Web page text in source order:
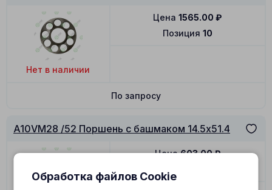
Нет в наличии
Позиция 10
Цена 1565.00 ₽
По запросу
A10VM28 /52 Поршень с башмаком 14.5x51.4
Цена 603.00₽
Обработка файлов Cookie